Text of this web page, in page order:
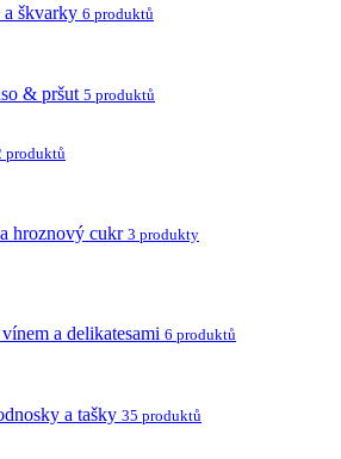
a škvarky 6 produktů
& pršut 5 produktů
produktů
hroznový cukr 3 produkty
a delikatesami 6 produktů
a tašky 35 produktů